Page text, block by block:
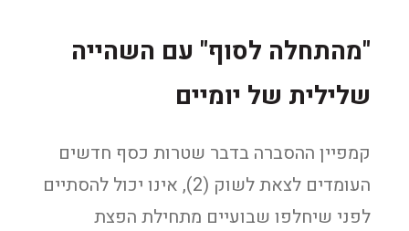
"מהתחלה לסוף" עם השהייה
שלילית של יומיים
קמפיין ההסברה בדבר שטרות כסף חדשים
העומדים לצאת לשוק (2), אינו יכול להסתיים
לפני שיחלפו שבועיים מתחילת הפצת